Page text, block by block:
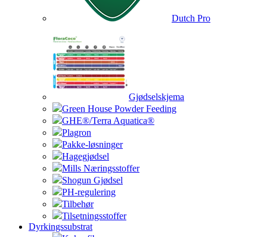
Dutch Pro
Gjødselskjema
Green House Powder Feeding
GHE®/Terra Aquatica®
Plagron
Pakke-løsninger
Hagegjødsel
Mills Næringsstoffer
Shogun Gjødsel
PH-regulering
Tilbehør
Tilsetningsstoffer
Dyrkingssubstrat